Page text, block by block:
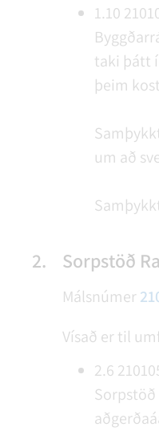
1.10
taki þátt
þeim
um að
2. Sorpstöð
Málsnúmer
Vísað er til
2.6
Sorpstöð